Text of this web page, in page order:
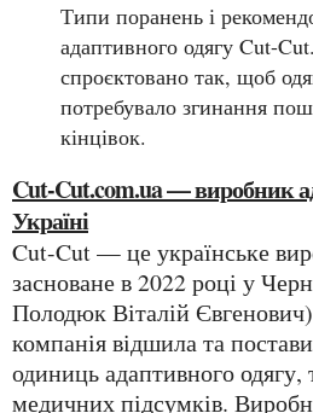
Типи поранень і рекомендовані позиції
адаптивного одягу Cut-
спроєктовано так, щоб
потребувало згинання
кінцівок.
Cut-Cut.com.ua — виробник адаптивного одягу в
Україні
Cut-Cut — це українське виробництво,
засноване в 2022 році у
Полодюк Віталій
компанія відшила та
одиниць адаптивного одягу,
медичних підсумків.